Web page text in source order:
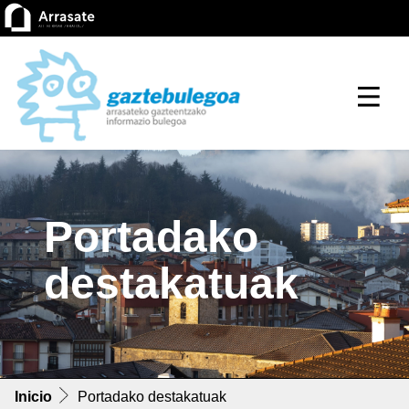
Portadako
destakatuak
Inicio Portadako destakatuak